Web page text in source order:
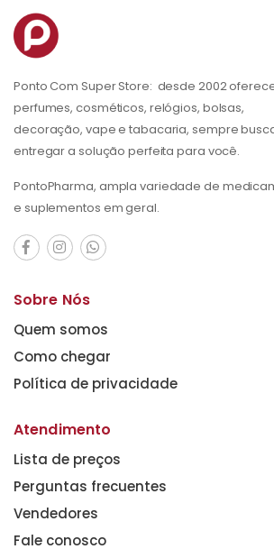
Ponto Com Super Store: desde 2002
perfumes, cosméticos, relógios, bolsas,
decoração, vape e tabacaria, sempre
entregar a solução perfeita para você.
PontoPharma, ampla variedade de
e suplementos em geral.
Sobre Nós
Quem somos
Como chegar
Política de privacidade
Atendimento
Lista de preços
Perguntas frecuentes
Vendedores
Fale conosco